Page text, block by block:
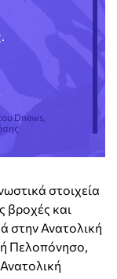
Dnews,
στοιχεία
βροχές και
στην Ανατολική
Πελοπόνησο,